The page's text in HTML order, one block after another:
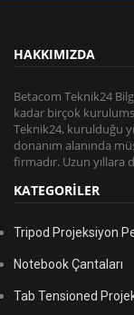
HAKKIMIZDA
Betacom Teknik24
kadar birçok
Teknik24, kurulduğu
donanım alanında
firmadır. Uzun yıllara
KATEGORİLER
Tripod Projeksiyon
Notebook Çantaları
Tab Tensioned